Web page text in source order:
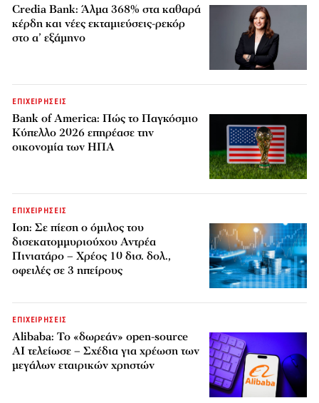
Credia Bank: Άλμα 368% στα καθαρά
κέρδη και νέες εκταμιεύσεις-ρεκόρ
στο α’ εξάμηνο
ΕΠΙΧΕΙΡΗΣΕΙΣ
Bank of America: Πώς το Παγκόσμιο
Κύπελλο 2026 επηρέασε την
οικονομία των ΗΠΑ
ΕΠΙΧΕΙΡΗΣΕΙΣ
Ion: Σε πίεση ο όμιλος του
δισεκατομμυριούχου Αντρέα
Πινιατάρο – Χρέος 10 δισ. δολ.,
οφειλές σε 3 ηπείρους
ΕΠΙΧΕΙΡΗΣΕΙΣ
Alibaba: Το «δωρεάν» open-source
AI τελείωσε – Σχέδια για χρέωση των
μεγάλων εταιρικών χρηστών